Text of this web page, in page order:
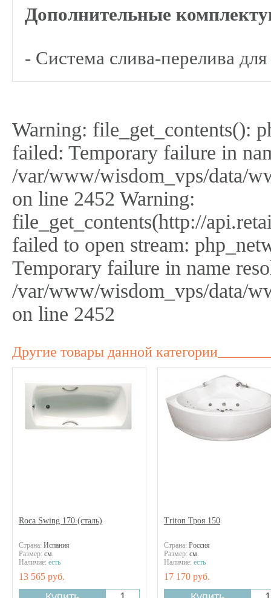
Дополнительные
- Система слива-перелива
Warning: file_get_contents():
failed: Temporary failure in
/var/www/wisdom_vps/data/
on line 2452 Warning:
file_get_contents(http://
failed to open stream:
Temporary failure in name
/var/www/wisdom_vps/data/
on line 2452
Другие товары данной категории
Roca Swing 170 (сталь)
Страна: Испания
Размер: см.
Наличие: есть
13 565 руб.
Triton Троя 150
Страна: Россия
Размер: см.
Наличие: есть
17 170 руб.